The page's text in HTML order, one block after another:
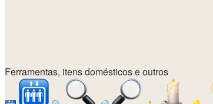
Ferramentas, itens domésticos e outros